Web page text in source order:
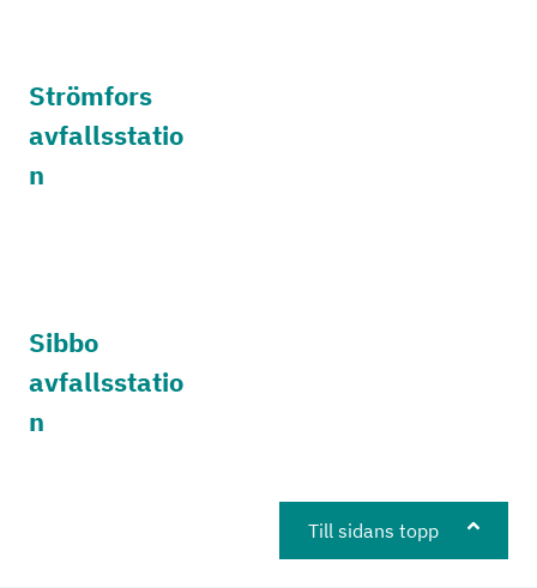
Strömfors
avfallsstatio
n
Sibbo
avfallsstatio
n
Till sidans topp